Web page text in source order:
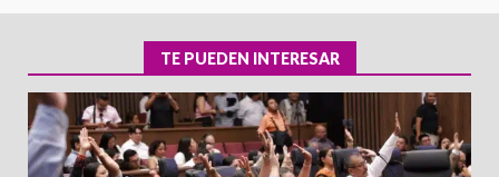
TE PUEDEN INTERESAR